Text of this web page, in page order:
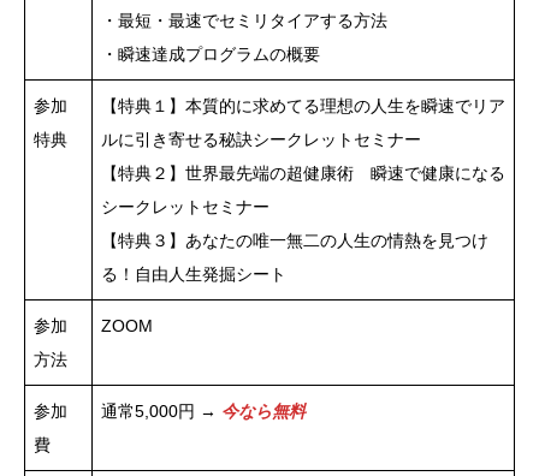
・最短・最速でセミリタイアする方法
・瞬速達成プログラムの概要
参加
特典
【特典１】本質的に求めてる理想の人生を瞬速でリア
ルに引き寄せる秘訣シークレットセミナー
【特典２】世界最先端の超健康術 瞬速で健康になる
シークレットセミナー
【特典３】あなたの唯一無二の人生の情熱を見つけ
る！自由人生発掘シート
参加
方法
ZOOM
参加
費
通常5,000円 → 今なら無料